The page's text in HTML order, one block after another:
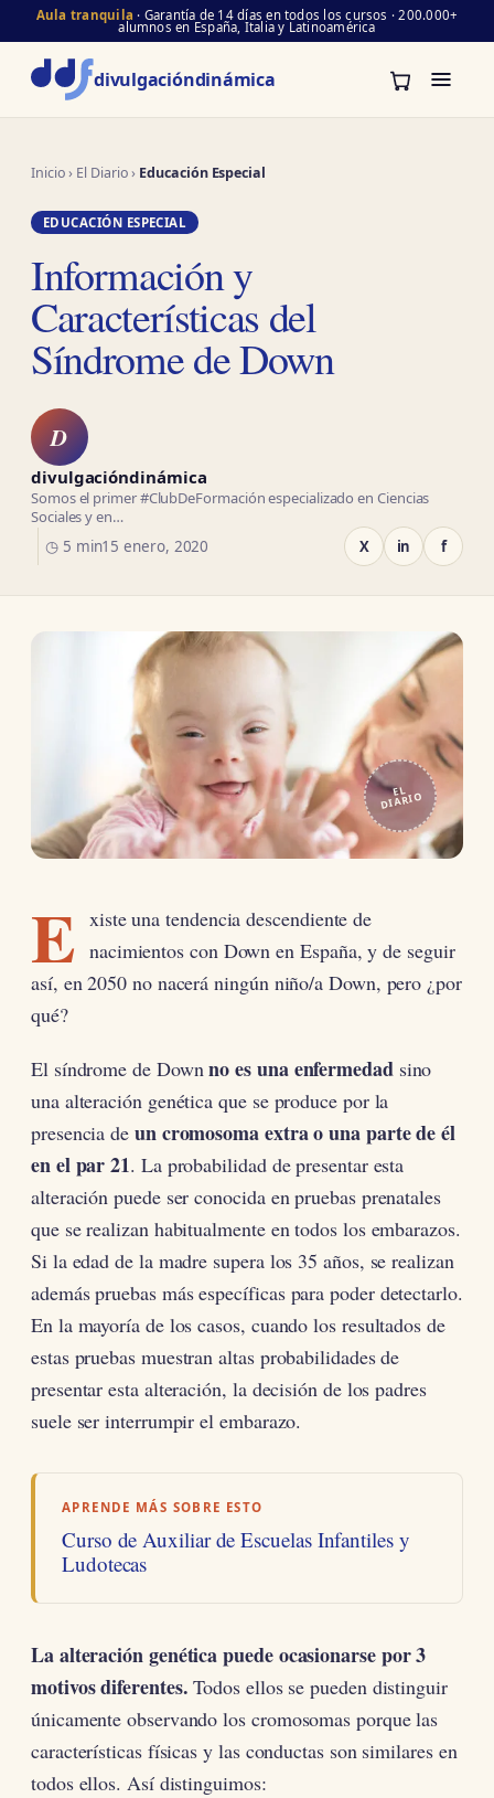
Aula tranquila · Garantía de 14 días en todos los cursos · 200.000+
alumnos en España, Italia y Latinoamérica
divulgacióndinámica
Inicio› El Diario› Educación Especial
EDUCACIÓN ESPECIAL
Información y
Características del
Síndrome de Down
D
divulgacióndinámica
Somos el primer #ClubDeFormación especializado en Ciencias
Sociales y en…
◷ 5 min15 enero, 2020 X in f
EL
DIARIO
E xiste una tendencia descendiente de
nacimientos con Down en España, y de seguir
así, en 2050 no nacerá ningún niño/a Down, pero ¿por
qué?
El síndrome de Downno es una enfermedadsino
una alteración genética que se produce por la
presencia de un cromosoma extra o una parte de él
en el par 21. La probabilidad de presentar esta
alteración puede ser conocida en pruebas prenatales
que se realizan habitualmente en todos los embarazos.
Si la edad de la madre supera los 35 años, se realizan
además pruebas más específicas para poder detectarlo.
En la mayoría de los casos, cuando los resultados de
estas pruebas muestran altas probabilidades de
presentar esta alteración, la decisión de los padres
suele ser interrumpir el embarazo.
APRENDE MÁS SOBRE ESTO
Curso de Auxiliar de Escuelas Infantiles y
Ludotecas
La alteración genética puede ocasionarse por 3
motivos diferentes. Todos ellos se pueden distinguir
únicamente observando los cromosomas porque las
características físicas y las conductas son similares en
todos ellos. Así distinguimos: